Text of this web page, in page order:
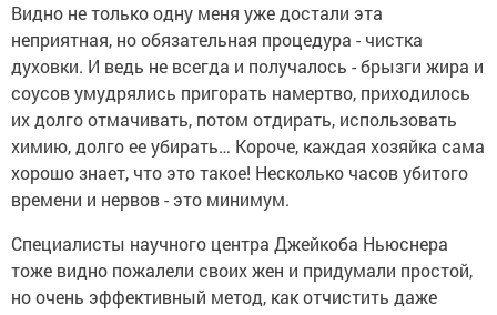
Видно не только одну меня уже достали эта
неприятная, но обязательная процедура - чистка
духовки. И ведь не всегда и получалось - брызги жира и
соусов умудрялись пригорать намертво, приходилось
их долго отмачивать, потом отдирать, использовать
химию, долго ее убирать… Короче, каждая хозяйка сама
хорошо знает, что это такое! Несколько часов убитого
времени и нервов - это минимум.
Специалисты научного центра Джейкоба Ньюснера
тоже видно пожалели своих жен и придумали простой,
но очень эффективный метод, как отчистить даже